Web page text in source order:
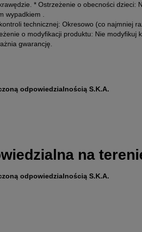
* Ostrzeżenie o obecności dzieci:
wypadkiem .
technicznej: Okresowo (co najmniej
o modyfikacji produktu: Nie modyfikuj
gwarancję.
odpowiedzialnością S.K.A.
na
odpowiedzialnością S.K.A.